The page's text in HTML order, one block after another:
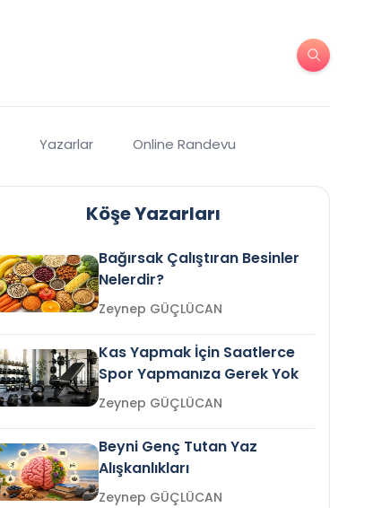
Yazarlar Online Randevu
Köşe Yazarları
Bağırsak Çalıştıran Besinler
Nelerdir?
Zeynep GÜÇLÜCAN
Kas Yapmak İçin Saatlerce
Spor Yapmanıza Gerek Yok
Zeynep GÜÇLÜCAN
Beyni Genç Tutan Yaz
Alışkanlıkları
Zeynep GÜÇLÜCAN